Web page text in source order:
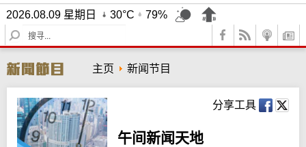
2026.08.09 星期日 30°C
79%
S
e
r
c
h
主页 新闻节目
分享工具
午间新闻天地